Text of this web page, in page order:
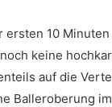
ersten 10
keine
auf die
Balleroberung